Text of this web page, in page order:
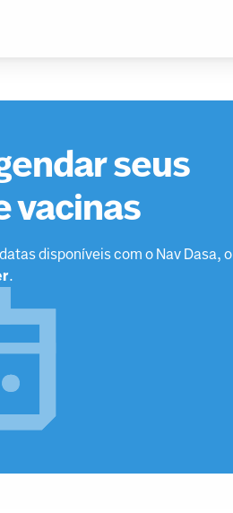
seus
vacinas
disponíveis com o Nav Dasa, o
.